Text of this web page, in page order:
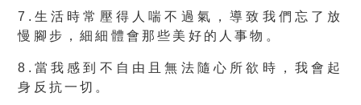
7.生活時常壓得人喘不過氣，導致我們忘了放
慢腳步，細細體會那些美好的人事物。
8.當我感到不自由且無法隨心所欲時，我會起
身反抗一切。